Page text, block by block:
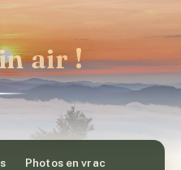
air !
Photos en vrac